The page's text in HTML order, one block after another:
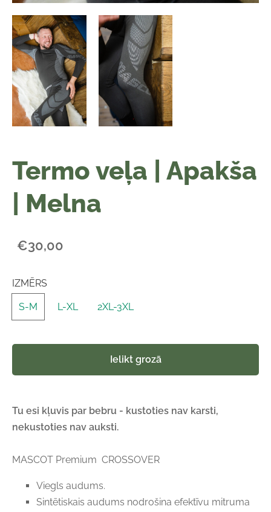
Termo veļa | Apakša
| Melna
€30,00
IZMĒRS
S-M L-XL 2XL-3XL
Ielikt grozā
Tu esi kļuvis par bebru - kustoties nav karsti,
nekustoties nav auksti.
MASCOT Premium CROSSOVER
Viegls audums.
Sintētiskais audums nodrošina efektīvu mitruma